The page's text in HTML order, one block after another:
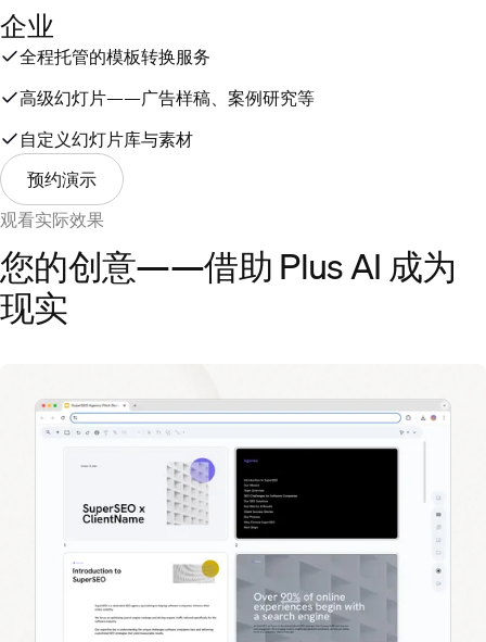
企业
全程托管的模板转换服务
高级幻灯片——广告样稿、案例研究等
自定义幻灯片库与素材
预约演示
观看实际效果
您的创意——借助 Plus AI 成为
现实